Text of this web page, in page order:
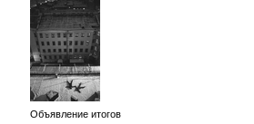
Объявление итогов